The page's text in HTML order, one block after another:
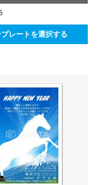
レートを選択する